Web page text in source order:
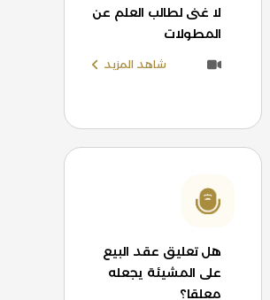
لا غنى لطالب العلم عن
المطولات
شاهد المزيد
هل تعليق عقد البيع
على المشيئة يجعله
معلقا؟